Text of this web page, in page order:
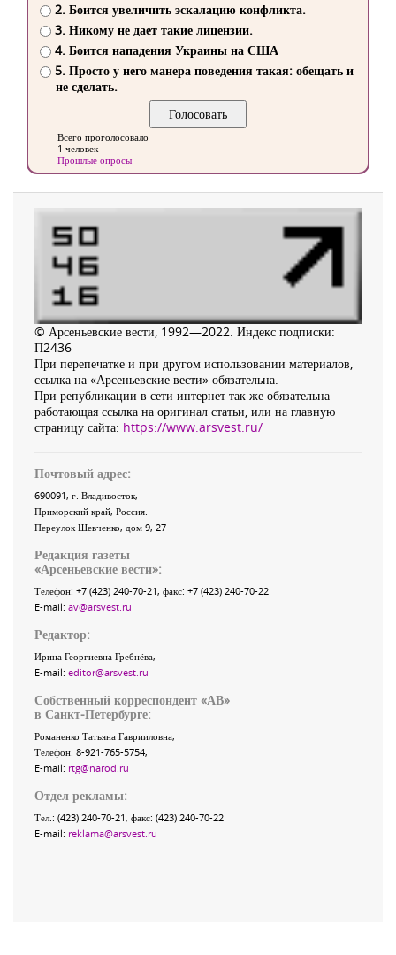
2. Боится увеличить эскалацию конфликта.
3. Никому не дает такие лицензии.
4. Боится нападения Украины на США
5. Просто у него манера поведения такая: обещать и
не сделать.
Всего проголосовало
1 человек
Прошлые опросы
© Арсеньевские вести, 1992—2022. Индекс подписки:
П2436
При перепечатке и при другом использовании материалов,
ссылка на «Арсеньевские вести» обязательна.
При републикации в сети интернет так же обязательна
работающая ссылка на оригинал статьи, или на главную
страницу сайта: https://www.arsvest.ru/
Почтовый адрес:
690091, г. Владивосток,
Приморский край, Россия
Переулок Шевченко, дом 9, 27
Редакция газеты
«Арсеньевские вести»:
Телефон: +7 (423) 240-70-21, факс: +7 (423) 240-70-22
E-mail: av@arsvest.ru
Редактор:
Ирина Георгиевна Гребнёва,
E-mail: editor@arsvest.ru
Собственный корреспондент «АВ»
в Санкт-Петербурге:
Романенко Татьяна Гаврииловна,
Телефон: 8-921-765-5754,
E-mail: rtg@narod.ru
Отдел рекламы:
Тел.: (423) 240-70-21, факс: (423) 240-70-22
E-mail: reklama@arsvest.ru